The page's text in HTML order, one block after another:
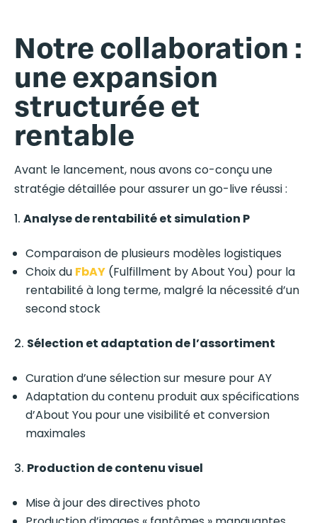
Notre collaboration :
une expansion
structurée et
rentable
Avant le lancement, nous avons co-conçu une
stratégie détaillée pour assurer un go-live réussi :
Analyse de rentabilité et simulation P
Comparaison de plusieurs modèles logistiques
Choix du FbAY (Fulfillment by About You) pour la
rentabilité à long terme, malgré la nécessité d’un
second stock
Sélection et adaptation de l’assortiment
Curation d’une sélection sur mesure pour AY
Adaptation du contenu produit aux spécifications
d’About You pour une visibilité et conversion
maximales
Production de contenu visuel
Mise à jour des directives photo